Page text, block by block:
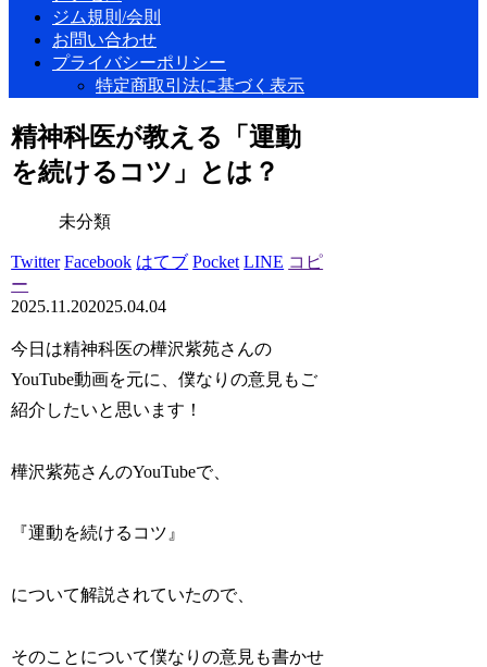
ジム規則/会則
お問い合わせ
プライバシーポリシー
特定商取引法に基づく表示
精神科医が教える「運動
を続けるコツ」とは？
未分類
Twitter Facebook はてブ Pocket LINE コピ
ー
2025.11.202025.04.04
今日は精神科医の樺沢紫苑さんの
YouTube動画を元に、僕なりの意見もご
紹介したいと思います！
樺沢紫苑さんのYouTubeで、
『運動を続けるコツ』
について解説されていたので、
そのことについて僕なりの意見も書かせ